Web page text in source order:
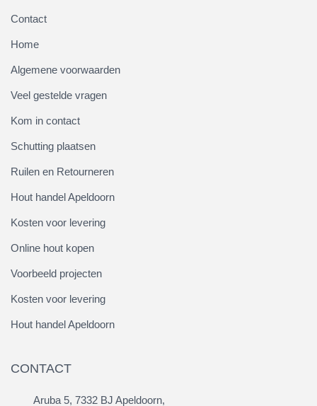
Contact
Home
Algemene voorwaarden
Veel gestelde vragen
Kom in contact
Schutting plaatsen
Ruilen en Retourneren
Hout handel Apeldoorn
Kosten voor levering
Online hout kopen
Voorbeeld projecten
Kosten voor levering
Hout handel Apeldoorn
CONTACT
Aruba 5, 7332 BJ Apeldoorn,